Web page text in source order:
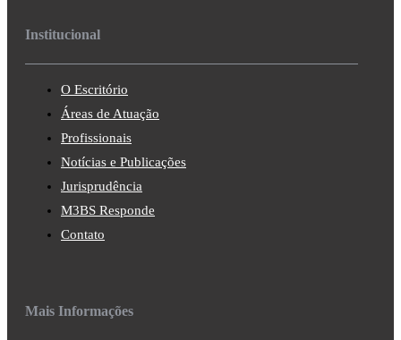
Institucional
O Escritório
Áreas de Atuação
Profissionais
Notícias e Publicações
Jurisprudência
M3BS Responde
Contato
Mais Informações